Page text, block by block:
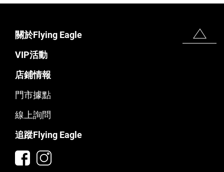
關於Flying Eagle
VIP活動
店鋪情報
門市據點
線上詢問
追蹤Flying Eagle